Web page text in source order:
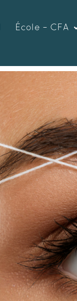
École – CFA